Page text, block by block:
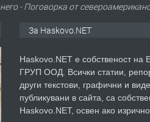
- Поговорка от
За Haskovo.NET
Haskovo.NET е собственост
ГРУП ООД. Всички статии,
други текстови, графични и
публикувани в сайта, са
Haskovo.NET, освен ако